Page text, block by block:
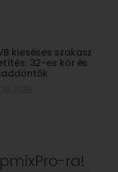
kieséses szakasz
32-es kör és
ra!